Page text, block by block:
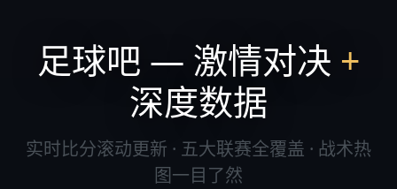
足球吧 — 激情对决 +
深度数据
实时比分滚动更新 · 五大联赛全覆盖 · 战术热
图一目了然